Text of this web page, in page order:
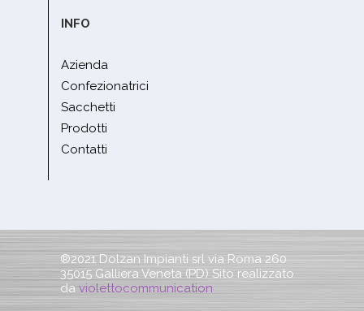
INFO
Azienda
Confezionatrici
Sacchetti
Prodotti
Contatti
®2021 Dolzan Impianti srl via Roma 260
35015 Galliera Veneta (PD) Sito realizzato
da violettocommunication